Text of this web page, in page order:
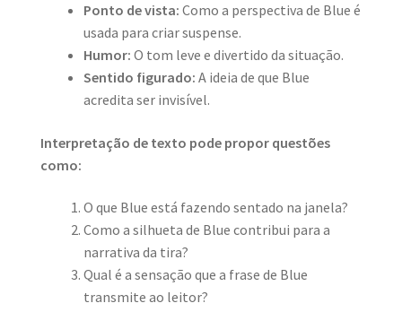
Ponto de vista: Como a perspectiva de Blue é
usada para criar suspense.
Humor: O tom leve e divertido da situação.
Sentido figurado: A ideia de que Blue
acredita ser invisível.
Interpretação de texto pode propor questões
como:
O que Blue está fazendo sentado na janela?
Como a silhueta de Blue contribui para a
narrativa da tira?
Qual é a sensação que a frase de Blue
transmite ao leitor?